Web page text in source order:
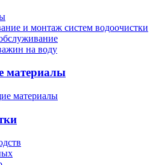
и монтаж систем водоочистки
на воду
материалы
материалы